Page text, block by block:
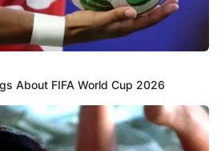
laboratorio de biología
un diagnóstico